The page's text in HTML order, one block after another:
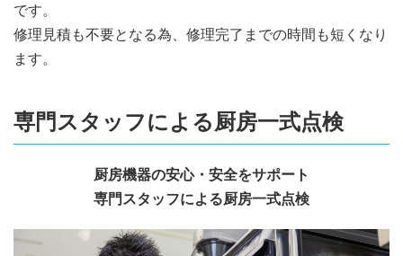
です。
修理見積も不要となる為、修理完了までの時間も短くなり
ます。
専門スタッフによる厨房一式点検
厨房機器の安心・安全をサポート
専門スタッフによる厨房一式点検